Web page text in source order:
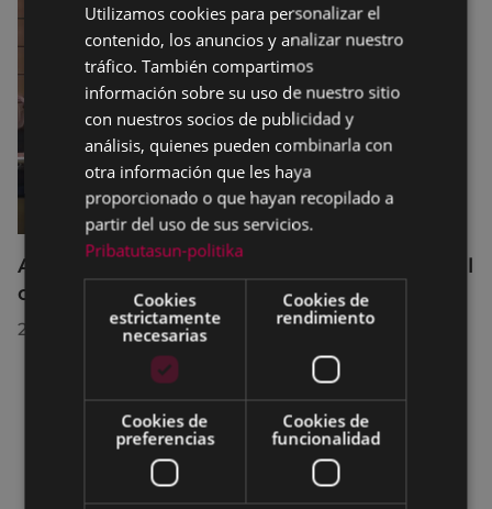
Acuerdos adoptados por el Pleno Municipal
celebrado el 27 de julio de 2026
28/07/2026
BASQUE
SPANISH
Utilizamos cookies para personalizar el
contenido, los anuncios y analizar nuestro
tráfico. También compartimos
información sobre su uso de nuestro sitio
con nuestros socios de publicidad y
análisis, quienes pueden combinarla con
otra información que les haya
proporcionado o que hayan recopilado a
partir del uso de sus servicios.
Pribatutasun-politika
Cookies
estrictamente
necesarias
Cookies de
rendimiento
Cookies de
preferencias
Cookies de
funcionalidad